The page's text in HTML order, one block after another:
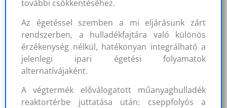
további csökkentéséhez.
Az égetéssel szemben a mi eljárásunk zárt
rendszerben, a hulladékfajtára való különös
érzékenység nélkül, hatékonyan integrálható a
jelenlegi ipari égetési folyamatok
alternatívájaként.
A végtermék előválogatott műanyaghulladék
reaktortérbe juttatása után: cseppfolyós a